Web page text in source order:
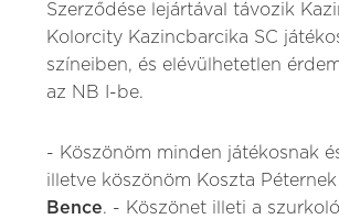
Szerződése lejártával távozik
Kolorcity Kazincbarcika SC
színeiben, és elévülhetetlen
az NB I-be.
- Köszönöm minden játékosnak
illetve köszönöm Koszta
Bence. - Köszönet illeti a